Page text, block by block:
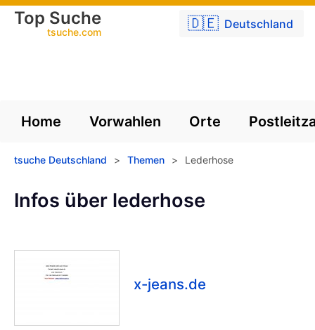
🇩🇪 Deutschland
Top Suche
tsuche.com
Home Vorwahlen Orte
tsuche Deutschland > Themen > Lederhose
Infos über lederhose
x-jeans.de